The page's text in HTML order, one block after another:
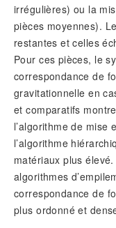
irrégulières) ou la
pièces moyennes).
restantes et celles
Pour ces pièces, le
correspondance de
gravitationnelle en
et comparatifs
l’algorithme de mise
l’algorithme
matériaux plus
algorithmes
correspondance de
plus ordonné et